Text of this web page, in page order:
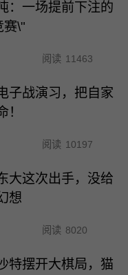
：一场提前下注的
赛\"
阅读 11463
子战演习，把自家
！
阅读 10197
大这次出手，没给
想
阅读 8020
特摆开大棋局，猫